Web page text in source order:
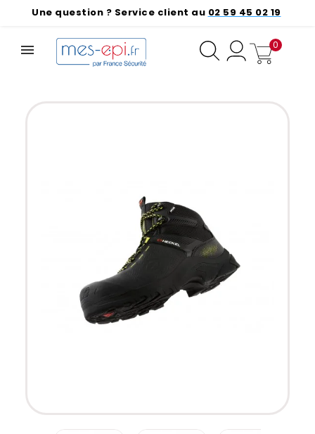
Une question ? Service client au 02 59 45 02 19
0